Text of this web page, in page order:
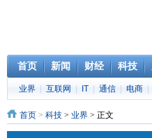
首页 新闻 财经 科技
业界 互联网 IT 通信 电商
首页 > 科技 > 业界 > 正文